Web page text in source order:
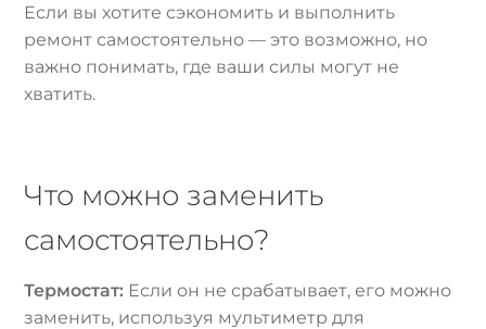
Если вы хотите сэкономить и выполнить
ремонт самостоятельно — это возможно, но
важно понимать, где ваши силы могут не
хватить.
Что можно заменить
самостоятельно?
Термостат: Если он не срабатывает, его можно
заменить, используя мультиметр для